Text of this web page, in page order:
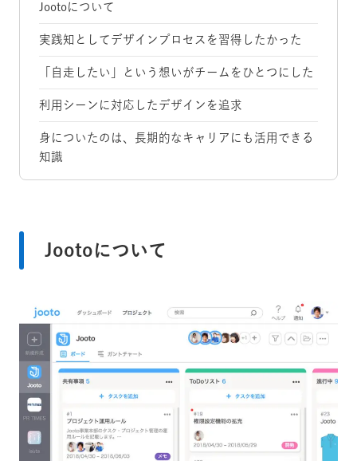
Jootoについて
実践知としてデザインプロセスを習得したかった
「自走したい」という想いがチームをひとつにした
利用シーンに対応したデザインを追求
身についたのは、長期的なキャリアにも活用できる
知識
Jootoについて